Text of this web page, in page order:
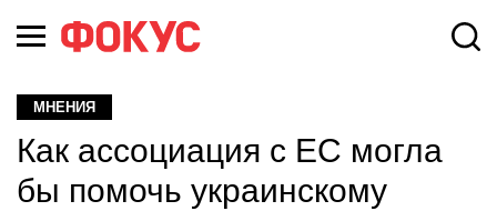
МНЕНИЯ
Как ассоциация с ЕС могла
бы помочь украинскому